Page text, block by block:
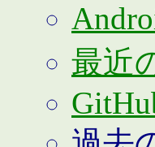
最近